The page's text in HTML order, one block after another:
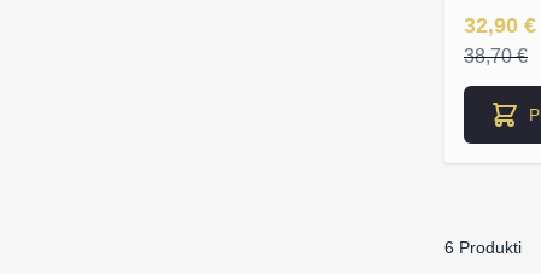
Īpaša
32,90 €
38,70 €
6 Produkti